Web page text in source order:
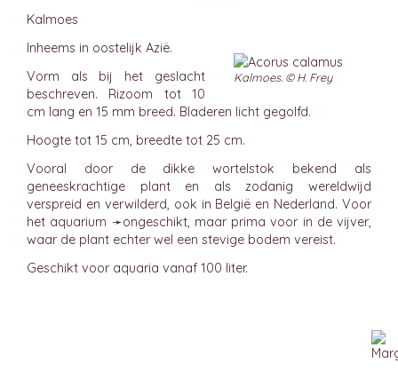
Kalmoes
Kalmoes. © H. Frey
Inheems in oostelijk Azië.
Vorm als bij het geslacht
beschreven. Rizoom tot 10
cm lang en 15 mm breed. Bladeren licht gegolfd.
Hoogte tot 15 cm, breedte tot 25 cm.
Vooral door de dikke wortelstok bekend als
geneeskrachtige plant en als zodanig wereldwijd
verspreid en verwilderd, ook in België en Nederland. Voor
het aquarium ➛ongeschikt, maar prima voor in de vijver,
waar de plant echter wel een stevige bodem vereist.
Geschikt voor aquaria vanaf 100 liter.